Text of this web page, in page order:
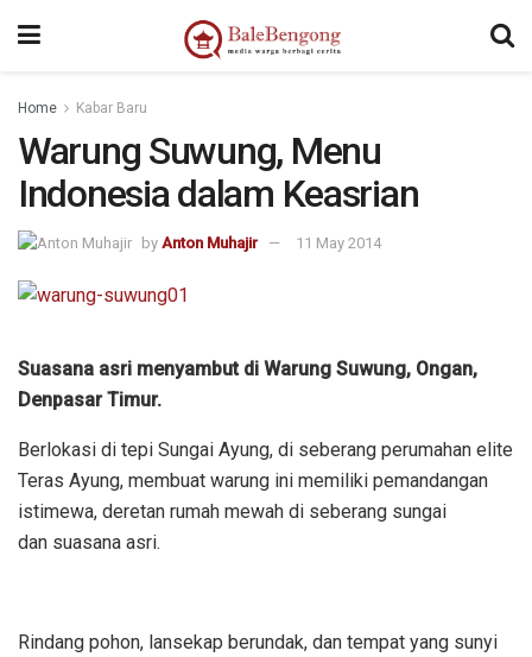
Home Kabar Baru
Warung Suwung, Menu
Indonesia dalam Keasrian
by Anton Muhajir 11 May 2014
Suasana asri menyambut di Warung Suwung, Ongan,
Denpasar Timur.
Berlokasi di tepi Sungai Ayung, di seberang perumahan elite
Teras Ayung, membuat warung ini memiliki pemandangan
istimewa, deretan rumah mewah di seberang sungai
dan suasana asri.
Rindang pohon, lansekap berundak, dan tempat yang sunyi